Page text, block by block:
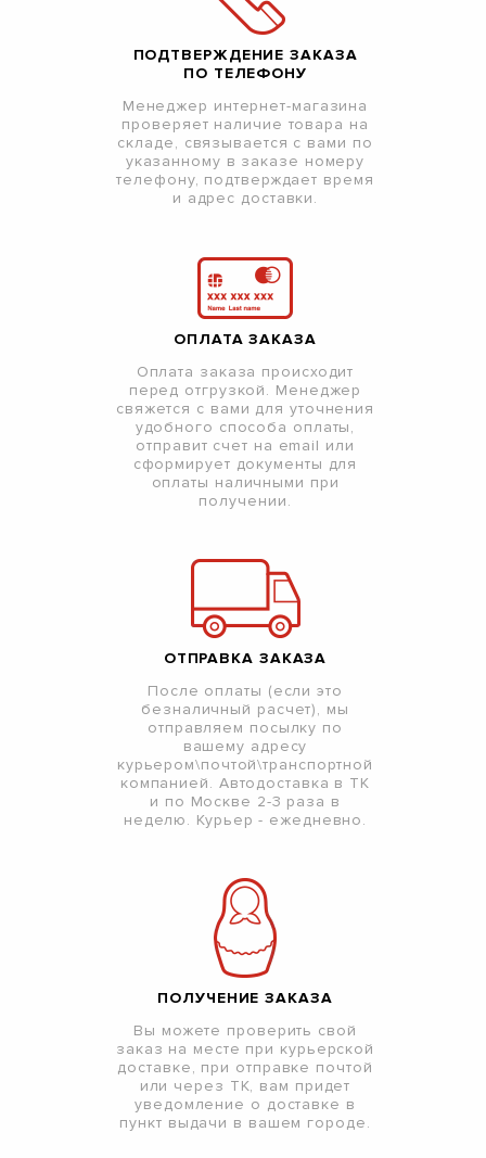
ПОДТВЕРЖДЕНИЕ ЗАКАЗА
ПО ТЕЛЕФОНУ
Менеджер интернет-магазина
проверяет наличие товара на
складе, связывается с вами по
указанному в заказе номеру
телефону, подтверждает время
и адрес доставки.
ОПЛАТА ЗАКАЗА
Оплата заказа происходит
перед отгрузкой. Менеджер
свяжется с вами для уточнения
удобного способа оплаты,
отправит счет на email или
сформирует документы для
оплаты наличными при
получении.
ОТПРАВКА ЗАКАЗА
После оплаты (если это
безналичный расчет), мы
отправляем посылку по
вашему адресу
курьером\почтой\транспортной
компанией. Автодоставка в ТК
и по Москве 2-3 раза в
неделю. Курьер - ежедневно.
ПОЛУЧЕНИЕ ЗАКАЗА
Вы можете проверить свой
заказ на месте при курьерской
доставке, при отправке почтой
или через ТК, вам придет
уведомление о доставке в
пункт выдачи в вашем городе.